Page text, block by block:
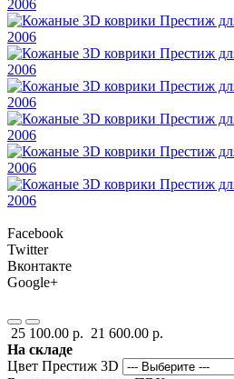
Facebook
Twitter
Вконтакте
Google+
25 100.00 р. 21 600.00 р.
На складе
Цвет Престиж 3D